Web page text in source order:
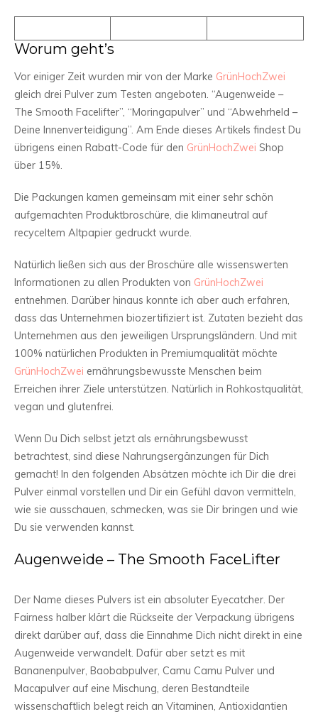
Worum geht’s
Vor einiger Zeit wurden mir von der Marke GrünHochZwei
gleich drei Pulver zum Testen angeboten. “Augenweide –
The Smooth Facelifter”, “Moringapulver” und “Abwehrheld –
Deine Innenverteidigung”. Am Ende dieses Artikels findest Du
übrigens einen Rabatt-Code für den GrünHochZwei Shop
über 15%.
Die Packungen kamen gemeinsam mit einer sehr schön
aufgemachten Produktbroschüre, die klimaneutral auf
recyceltem Altpapier gedruckt wurde.
Natürlich ließen sich aus der Broschüre alle wissenswerten
Informationen zu allen Produkten von GrünHochZwei
entnehmen. Darüber hinaus konnte ich aber auch erfahren,
dass das Unternehmen biozertifiziert ist. Zutaten bezieht das
Unternehmen aus den jeweiligen Ursprungsländern. Und mit
100% natürlichen Produkten in Premiumqualität möchte
GrünHochZwei ernährungsbewusste Menschen beim
Erreichen ihrer Ziele unterstützen. Natürlich in Rohkostqualität,
vegan und glutenfrei.
Wenn Du Dich selbst jetzt als ernährungsbewusst
betrachtest, sind diese Nahrungsergänzungen für Dich
gemacht! In den folgenden Absätzen möchte ich Dir die drei
Pulver einmal vorstellen und Dir ein Gefühl davon vermitteln,
wie sie ausschauen, schmecken, was sie Dir bringen und wie
Du sie verwenden kannst.
Augenweide – The Smooth FaceLifter
Der Name dieses Pulvers ist ein absoluter Eyecatcher. Der
Fairness halber klärt die Rückseite der Verpackung übrigens
direkt darüber auf, dass die Einnahme Dich nicht direkt in eine
Augenweide verwandelt. Dafür aber setzt es mit
Bananenpulver, Baobabpulver, Camu Camu Pulver und
Macapulver auf eine Mischung, deren Bestandteile
wissenschaftlich belegt reich an Vitaminen, Antioxidantien